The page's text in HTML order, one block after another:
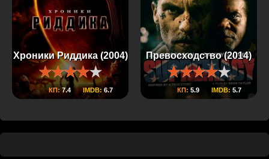
Хроники Риддика (2004)
КП: 7.4 IMDB: 6.7
Превосходство (2014)
КП: 5.9 IMDB: 5.7